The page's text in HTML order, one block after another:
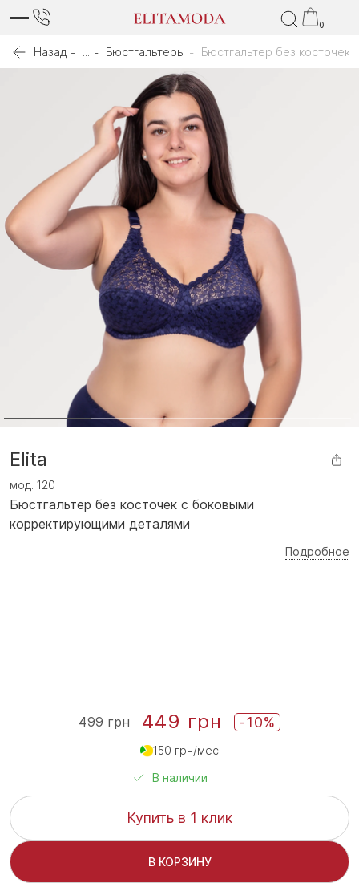
0
Назад Бюстгальтеры Бюстгальтер без
Elita
мод. 120
Бюстгальтер без косточек с боковыми
корректирующими деталями
Подробное
499 грн 449 грн -10%
150 грн/мес
В наличии
Купить в 1 клик
В КОРЗИНУ